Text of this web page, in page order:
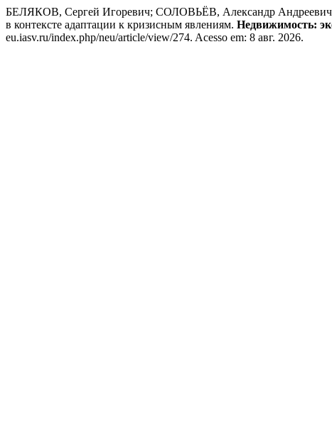
БЕЛЯКОВ, Сергей Игоревич; СОЛОВЬЁВ, Александр Андреевич;
в контексте адаптации к кризисным явлениям. Недвижимость:
eu.iasv.ru/index.php/neu/article/view/274. Acesso em: 8 авг. 2026.